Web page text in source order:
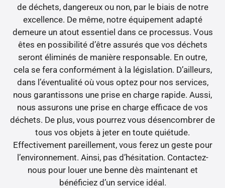
de déchets, dangereux ou non, par le biais de notre
excellence. De même, notre équipement adapté
demeure un atout essentiel dans ce processus. Vous
êtes en possibilité d’être assurés que vos déchets
seront éliminés de manière responsable. En outre,
cela se fera conformément à la législation. D’ailleurs,
dans l’éventualité où vous optez pour nos services,
nous garantissons une prise en charge rapide. Aussi,
nous assurons une prise en charge efficace de vos
déchets. De plus, vous pourrez vous désencombrer de
tous vos objets à jeter en toute quiétude.
Effectivement pareillement, vous ferez un geste pour
l’environnement. Ainsi, pas d’hésitation. Contactez-
nous pour louer une benne dès maintenant et
bénéficiez d’un service idéal.